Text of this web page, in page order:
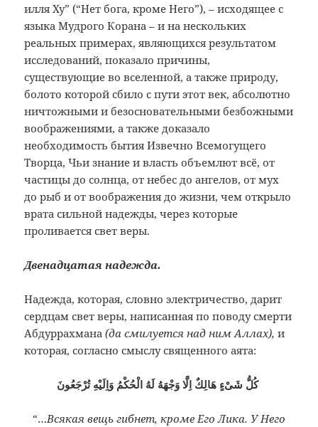
илля Ху” (“Нет бога, кроме Него”), – исходящее с
языка Мудрого Корана – и на нескольких
реальных примерах, являющихся результатом
исследований, показало причины,
существующие во вселенной, а также природу,
болото которой сбило с пути этот век, абсолютно
ничтожными и безосновательными безбожными
воображениями, а также доказало
необходимость бытия Извечно Всемогущего
Творца, Чьи знание и власть объемлют всё, от
частицы до солнца, от небес до ангелов, от мух
до рыб и от воображения до жизни, чем открыло
врата сильной надежды, через которые
проливается свет веры.
Двенадцатая надежда.
Надежда, которая, словно электричество, дарит
сердцам свет веры, написанная по поводу смерти
Абдуррахмана(да смилуется над ним Аллах), и
которая, согласно смыслу священного аята:
كُلُّ شَىْءٍ هَالِكٌ اِلَّا وَجْهَهُ لَهُ الْحُكْمُ وَاِلَيْهِ تُرْجَعُونَ
“…Всякая вещь гибнет, кроме Его Лика. У Него